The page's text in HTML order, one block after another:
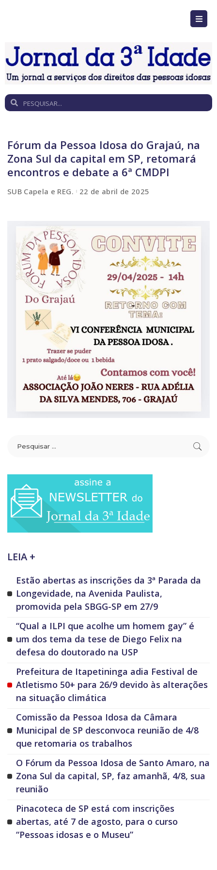
Fórum da Pessoa Idosa do Grajaú, na
Zona Sul da capital em SP, retomará
encontros e debate a 6ª CMDPI
SUB Capela e REG. 22 de abril de 2025
LEIA +
Estão abertas as inscrições da 3ª Parada da
Longevidade, na Avenida Paulista,
promovida pela SBGG-SP em 27/9
“Qual a ILPI que acolhe um homem gay” é
um dos tema da tese de Diego Felix na
defesa do doutorado na USP
Prefeitura de Itapetininga adia Festival de
Atletismo 50+ para 26/9 devido às alterações
na situação climática
Comissão da Pessoa Idosa da Câmara
Municipal de SP desconvoca reunião de 4/8
que retomaria os trabalhos
O Fórum da Pessoa Idosa de Santo Amaro, na
Zona Sul da capital, SP, faz amanhã, 4/8, sua
reunião
Pinacoteca de SP está com inscrições
abertas, até 7 de agosto, para o curso
“Pessoas idosas e o Museu”